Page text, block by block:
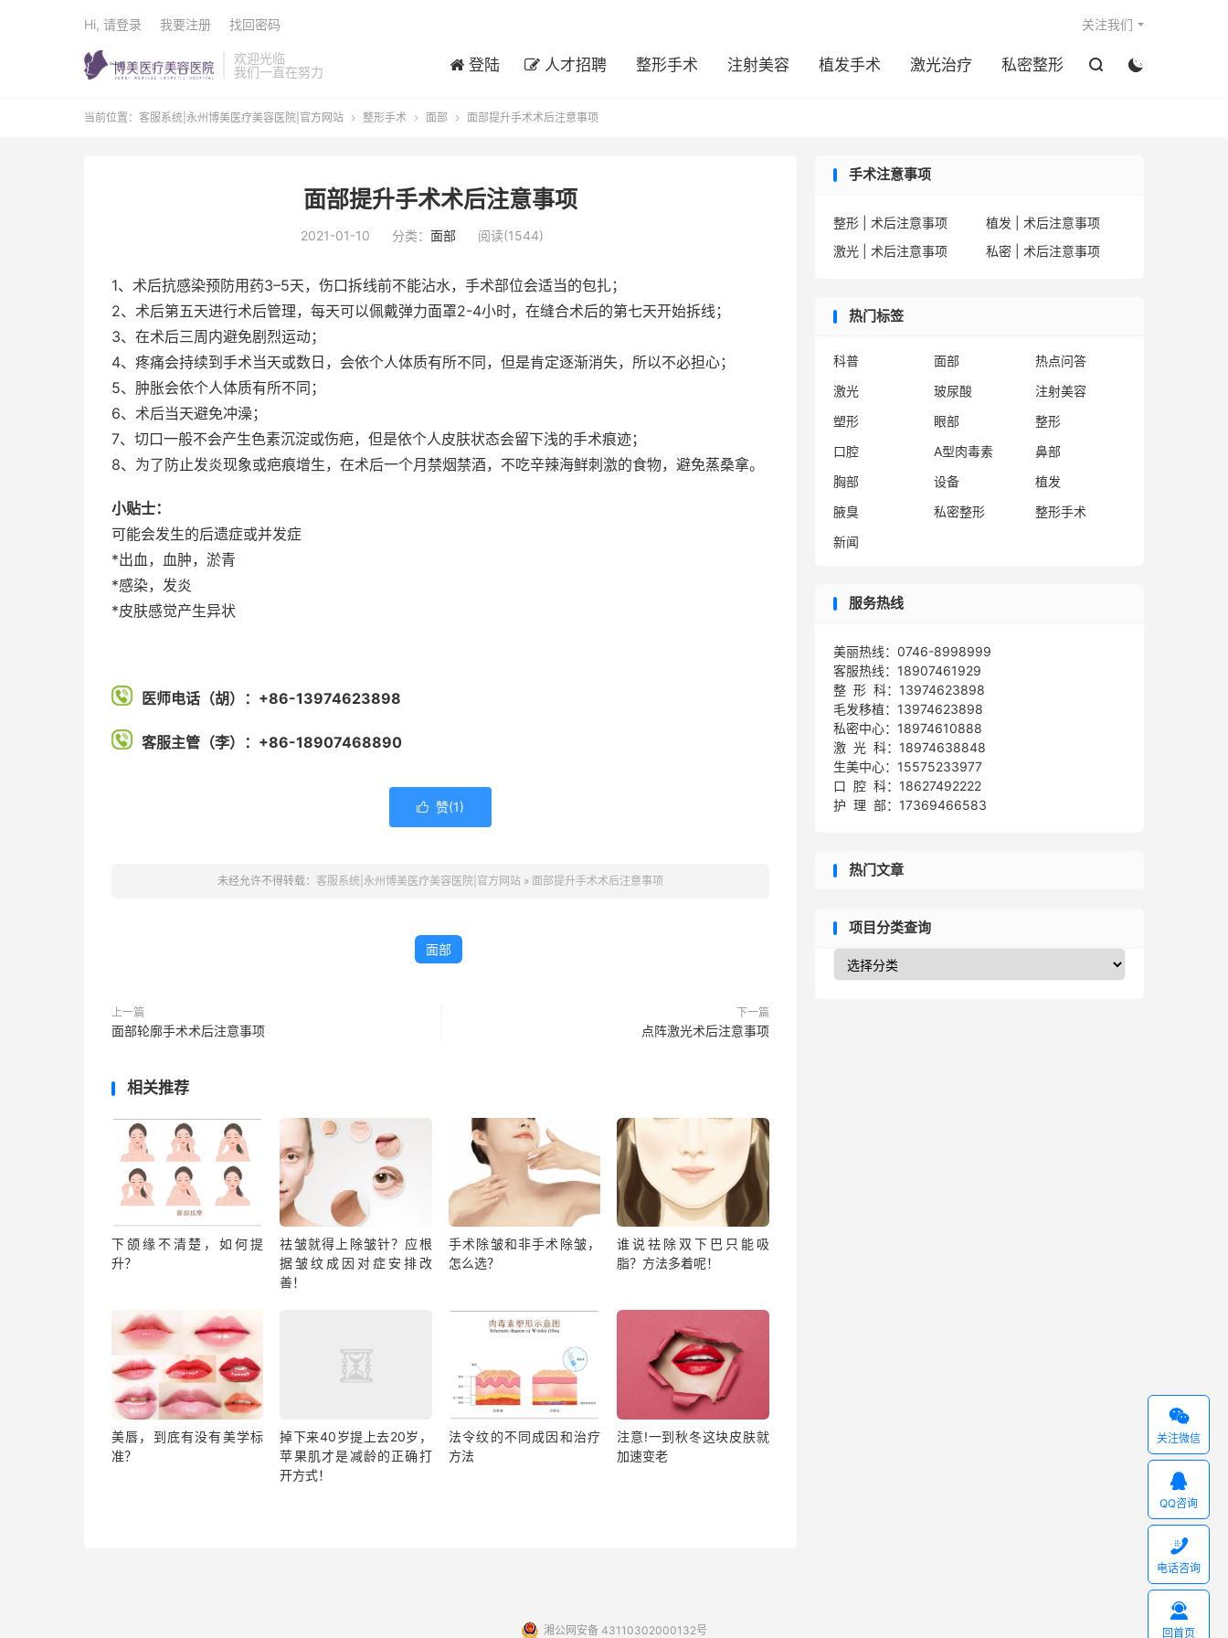
欢迎光临
我们一直在努力
登陆 人才招聘 整形手术 注射美容 植发手术 激光治疗 私密整形  
关注我们
Hi, 请登录 我要注册 找回密码
当前位置： 客服系统|永州博美医疗美容医院|官方网站  整形手术  面部  面部提升手术术后注意事项
面部提升手术术后注意事项
2021-01-10 分类： 面部 阅读(1544)
1、术后抗感染预防用药3–5天，伤口拆线前不能沾水，手术部位会适当的包扎；
2、术后第五天进行术后管理，每天可以佩戴弹力面罩2-4小时，在缝合术后的第七天开始拆线；
3、在术后三周内避免剧烈运动；
4、疼痛会持续到手术当天或数日，会依个人体质有所不同，但是肯定逐渐消失，所以不必担心；
5、肿胀会依个人体质有所不同；
6、术后当天避免冲澡；
7、切口一般不会产生色素沉淀或伤疤，但是依个人皮肤状态会留下浅的手术痕迹；
8、为了防止发炎现象或疤痕增生，在术后一个月禁烟禁酒，不吃辛辣海鲜刺激的食物，避免蒸桑拿。
小贴士：
可能会发生的后遗症或并发症
*出血，血肿，淤青
*感染，发炎
*皮肤感觉产生异状
医师电话（胡）：+86-13974623898
客服主管（李）：+86-18907468890
 赞(1)
未经允许不得转载： 客服系统|永州博美医疗美容医院|官方网站 » 面部提升手术术后注意事项
面部
上一篇
面部轮廓手术术后注意事项
下一篇
点阵激光术后注意事项
相关推荐
下颌缘不清楚，如何提
升？
祛皱就得上除皱针？应根
据皱纹成因对症安排改
善！
手术除皱和非手术除皱，
怎么选？
谁说祛除双下巴只能吸
脂？方法多着呢！
美唇，到底有没有美学标
准？
掉下来40岁提上去20岁，
苹果肌才是减龄的正确打
开方式！
法令纹的不同成因和治疗
方法
注意!一到秋冬这块皮肤就
加速变老
手术注意事项
整形 | 术后注意事项
植发 | 术后注意事项
激光 | 术后注意事项
私密 | 术后注意事项
热门标签
科普 面部
热点问答
激光
玻尿酸
注射美容
塑形
眼部
整形
口腔
A型肉毒素
鼻部
胸部
设备
植发
腋臭
私密整形
整形手术
新闻
服务热线
美丽热线：0746-8998999
客服热线：18907461929
整 形 科：13974623898
毛发移植：13974623898
私密中心：18974610888
激 光 科：18974638848
生美中心：15575233977
口 腔 科：18627492222
护 理 部：17369466583
热门文章
项目分类查询
湘公网安备 43110302000132号

关注微信

QQ咨询

电话咨询

回首页